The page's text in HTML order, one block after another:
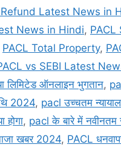
Refund Latest News in
News in Hindi, PACL
PACL Total Property,
vs SEBI Latest
लिमिटेड ऑनलाइन भुगतान,
2024, pacl उच्चतम
होगा, pacl के बारे में नवीनतम
खबर 2024, PACL